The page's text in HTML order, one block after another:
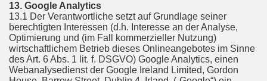
13. Google Analytics
13.1 Der Verantwortliche setzt auf Grundlage seiner
berechtigten Interessen (d.h. Interesse an der Analyse,
Optimierung und (im Fall kommerzieller Nutzung)
wirtschaftlichem Betrieb dieses Onlineangebotes im Sinne
des Art. 6 Abs. 1 lit. f. DSGVO) Google Analytics, einen
Webanalysedienst der Google Ireland Limited, Gordon